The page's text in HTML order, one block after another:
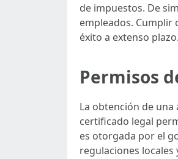
de impuestos. De
empleados. Cumplir
éxito a extenso plazo.
Permisos
La obtención de
certificado legal
es otorgada por el
regulaciones locales